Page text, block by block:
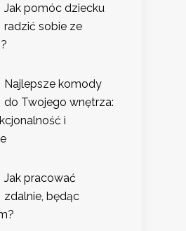
Jak pomóc dziecku
radzić sobie ze
Najlepsze komody
do Twojego wnętrza:
i
Jak pracować
zdalnie, będąc